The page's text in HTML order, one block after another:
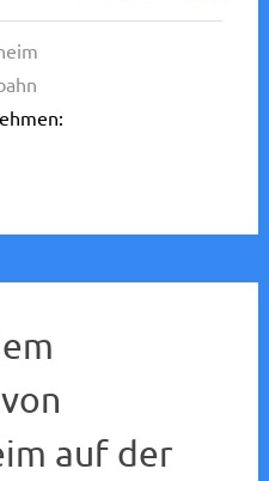
auf der